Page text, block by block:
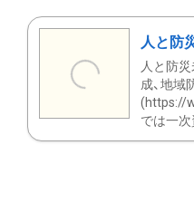
人と防
人と防
成、地域
(https://
では一次